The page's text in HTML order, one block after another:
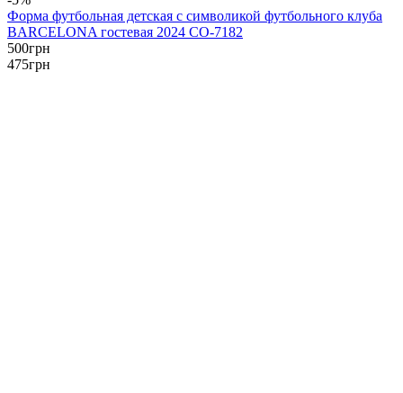
Форма футбольная детская с символикой футбольного клуба
BARCELONA гостевая 2024 CO-7182
500грн
475грн